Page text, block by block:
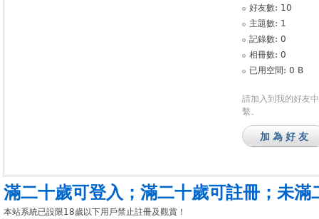
好友數: 10
主題數: 1
記錄數: 0
相冊數: 0
已用空間: 0 B
請加入到我的好友
繫。
加為好友
滿二十歲可登入 ； 滿二十歲可註冊 ； 未滿
本站系統已設限18歲以下用戶禁止註冊及觀賞！